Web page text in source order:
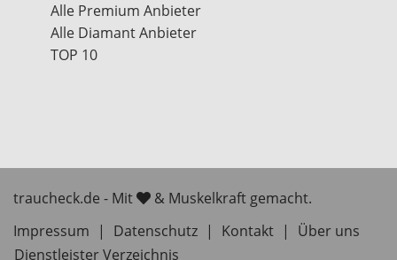
Alle Premium Anbieter
Alle Diamant Anbieter
TOP 10
traucheck.de - Mit
& Muskelkraft gemacht.
Impressum
| Datenschutz | Kontakt |
Über uns
Dienstleister Verzeichnis